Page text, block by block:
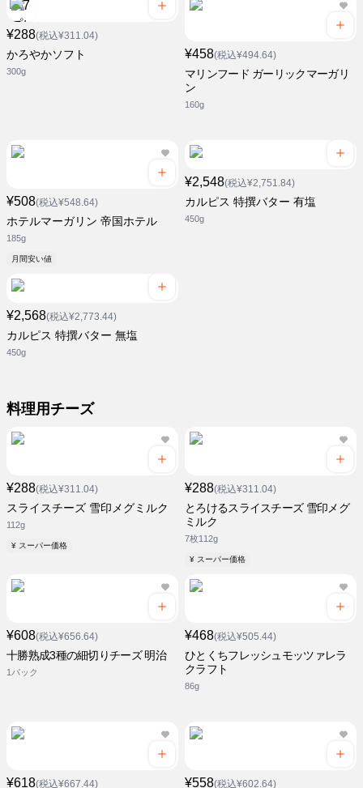
¥288(税込¥311.04)
かろやかソフト
300g
¥458(税込¥494.64)
マリンフード ガーリックマーガリ
ン
160g
¥508(税込¥548.64)
ホテルマーガリン 帝国ホテル
185g
月間安い値
¥2,548(税込¥2,751.84)
カルピス 特撰バター 有塩
450g
¥2,568(税込¥2,773.44)
カルピス 特撰バター 無塩
450g
料理用チーズ
¥288(税込¥311.04)
スライスチーズ 雪印メグミルク
112g
¥ スーパー価格
¥288(税込¥311.04)
とろけるスライスチーズ 雪印メグ
ミルク
7枚112g
¥ スーパー価格
¥608(税込¥656.64)
十勝熟成3種の細切りチーズ 明治
1パック
¥468(税込¥505.44)
ひとくちフレッシュモッツァレラ
クラフト
86g
¥618(税込¥667.44) ¥558(税込¥602.64)